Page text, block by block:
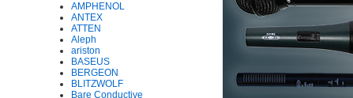
AMPHENOL
ANTEX
ATTEN
Aleph
ariston
BASEUS
BERGEON
BLITZWOLF
Bare Conductive